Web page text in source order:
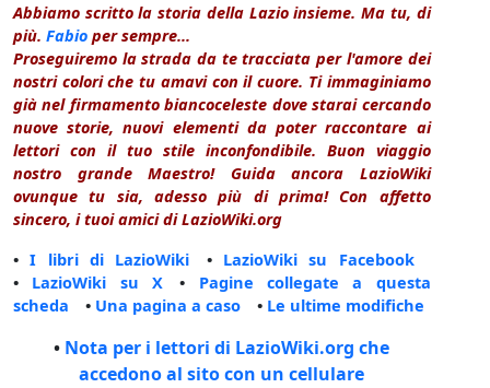
Abbiamo scritto la storia della Lazio insieme. Ma tu, di
più. Fabio per sempre...
Proseguiremo la strada da te tracciata per l'amore dei
nostri colori che tu amavi con il cuore. Ti immaginiamo
già nel firmamento biancoceleste dove starai cercando
nuove storie, nuovi elementi da poter raccontare ai
lettori con il tuo stile inconfondibile. Buon viaggio
nostro grande Maestro! Guida ancora LazioWiki
ovunque tu sia, adesso più di prima! Con affetto
sincero, i tuoi amici di LazioWiki.org
•I libri di LazioWiki • LazioWiki su Facebook
• LazioWiki su X • Pagine collegate a questa
scheda • Una pagina a caso • Le ultime modifiche
• Nota per i lettori di LazioWiki.org che
accedono al sito con un cellulare